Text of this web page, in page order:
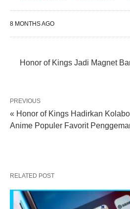
8 MONTHS AGO
Honor of Kings Jadi Magnet
PREVIOUS
« Honor of Kings Hadirkan
Anime Populer Favorit
RELATED POST